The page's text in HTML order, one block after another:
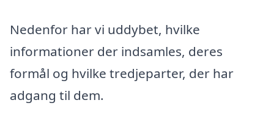
Nedenfor har vi uddybet, hvilke
informationer der indsamles, deres
formål og hvilke tredjeparter, der har
adgang til dem.